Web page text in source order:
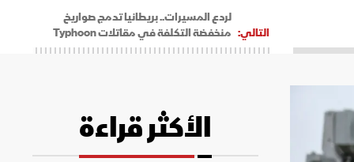
التالي:
لردع المسيرات.. بريطانيا تدمج صواريخ
منخفضة التكلفة في مقاتلات Typhoon
الأكثر قراءة